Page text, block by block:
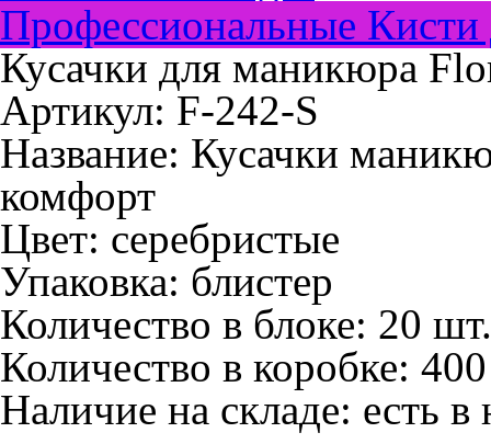
Профессиональные
Кусачки для маникюра
Артикул: F-242-S
Название: Кусачки
комфорт
Цвет: серебристые
Упаковка: блистер
Количество в блоке: 20 шт.
Количество в коробке:
Наличие на складе: есть в